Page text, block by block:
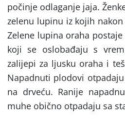
počinje odlaganje jaja.
zelenu lupinu iz kojih
Zelene lupina oraha
koji se oslobađaju s
zalijepi za ljusku oraha i
Napadnuti plodovi
na drveću. Ranije
muhe obično otpadaju sa